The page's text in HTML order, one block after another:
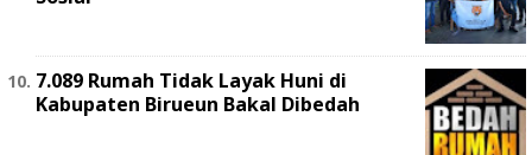
7.089 Rumah Tidak Layak Huni di
Kabupaten Birueun Bakal Dibedah